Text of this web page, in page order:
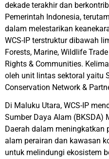
dekade terakhir dan
Pemerintah Indonesia,
dalam melestarikan
WCS-IP terstruktur dibawah
Forests, Marine, Wildlife
Rights & Communities.
oleh unit lintas sektoral yaitu
Conservation Network &
Di Maluku Utara, WCS-IP
Sumber Daya Alam (BKSDA)
Daerah dalam meningkatkan
alam perairan dan kawasan
untuk melindungi ekosistem